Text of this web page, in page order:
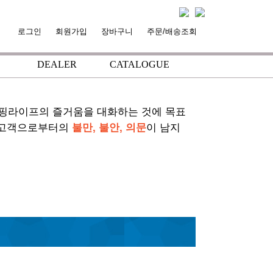
로그인 회원가입 장바구니 주문/배송조회
+
DEALER
+
CATALOGUE
라이프의 즐거움을 대화하는 것에 목표
객으로부터의 불만, 불안, 의문이 남지